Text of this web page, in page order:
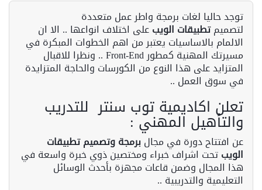
توجد حاليا لغات برمجة واطر عمل متعددة
لتصميمتطبيقات الويبعلى اختلاف انواعها .. الا ان
الالمام بالاساسيات يعتبر من اهم الخطوات المبكرة في
مسيرتك المهنية كمطور Front-End .. ونظرا للاقبال
المتزايد على هذا النوع من الكورسات والحاجة المتزايدة
في سوق العمل ..
تعلن اكاديمية توب سنتر للتدريب
والتأهيل المهني :
عن افتتاح دورة في مجالبرمجة وتصميم تطبيقات
الويبتحت اشراف خبراء ومختصين ذوي خبرة واسعة في
هذا المجال وضمن قاعات مجهزة بأحدث الوسائل
التعليمية والتدريبية ..